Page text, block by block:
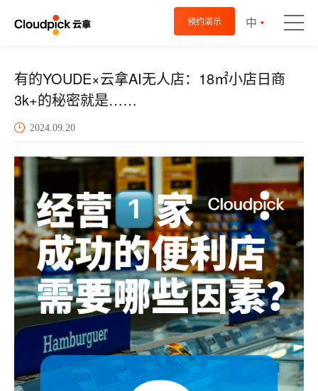
预约演示 中
有的YOUDE×云拿AI无人店：18㎡小店日商
3k+的秘密就是……
2024.09.20